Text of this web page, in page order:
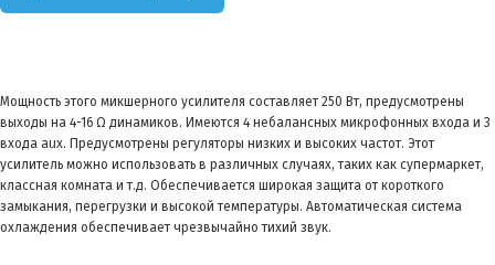
Мощность этого микшерного усилителя составляет 250 Вт, предусмотрены
выходы на 4-16 Ω динамиков. Имеются 4 небалансных микрофонных входа и 3
входа aux. Предусмотрены регуляторы низких и высоких частот. Этот
усилитель можно использовать в различных случаях, таких как супермаркет,
классная комната и т.д. Обеспечивается широкая защита от короткого
замыкания, перегрузки и высокой температуры. Автоматическая система
охлаждения обеспечивает чрезвычайно тихий звук.